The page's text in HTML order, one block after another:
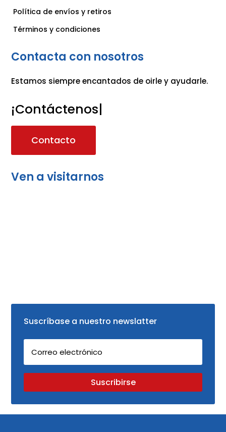
Política de envíos y retiros
Términos y condiciones
Contacta con nosotros
Estamos siempre encantados de oirle y ayudarle.
¡Contáctenos!
Contacto
Ven a visitarnos
Suscríbase a nuestro newslatter
Suscribirse